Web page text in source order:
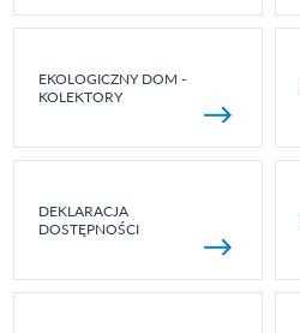
EKOLOGICZNY DOM -
KOLEKTORY
DEKLARACJA
DOSTĘPNOŚCI